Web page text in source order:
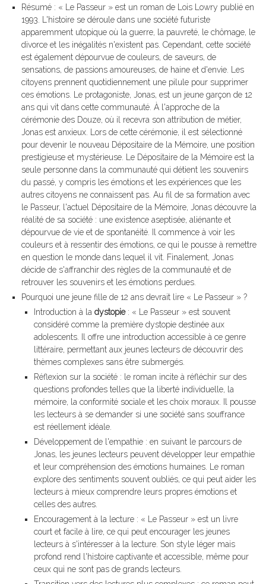
Résumé : « Le Passeur » est un roman de Lois Lowry publié en
1993. L'histoire se déroule dans une société futuriste
apparemment utopique où la guerre, la pauvreté, le chômage, le
divorce et les inégalités n'existent pas. Cependant, cette société
est également dépourvue de couleurs, de saveurs, de
sensations, de passions amoureuses, de haine et d'envie. Les
citoyens prennent quotidiennement une pilule pour supprimer
ces émotions. Le protagoniste, Jonas, est un jeune garçon de 12
ans qui vit dans cette communauté. À l'approche de la
cérémonie des Douze, où il recevra son attribution de métier,
Jonas est anxieux. Lors de cette cérémonie, il est sélectionné
pour devenir le nouveau Dépositaire de la Mémoire, une position
prestigieuse et mystérieuse. Le Dépositaire de la Mémoire est la
seule personne dans la communauté qui détient les souvenirs
du passé, y compris les émotions et les expériences que les
autres citoyens ne connaissent pas. Au fil de sa formation avec
le Passeur, l'actuel Dépositaire de la Mémoire, Jonas découvre la
réalité de sa société : une existence aseptisée, aliénante et
dépourvue de vie et de spontanéité. Il commence à voir les
couleurs et à ressentir des émotions, ce qui le pousse à remettre
en question le monde dans lequel il vit. Finalement, Jonas
décide de s'affranchir des règles de la communauté et de
retrouver les souvenirs et les émotions perdues.
Pourquoi une jeune fille de 12 ans devrait lire « Le Passeur » ?
Introduction à la dystopie: « Le Passeur » est souvent
considéré comme la première dystopie destinée aux
adolescents. Il offre une introduction accessible à ce genre
littéraire, permettant aux jeunes lecteurs de découvrir des
thèmes complexes sans être submergés.
Réflexion sur la société : le roman incite à réfléchir sur des
questions profondes telles que la liberté individuelle, la
mémoire, la conformité sociale et les choix moraux. Il pousse
les lecteurs à se demander si une société sans souffrance
est réellement idéale.
Développement de l'empathie : en suivant le parcours de
Jonas, les jeunes lecteurs peuvent développer leur empathie
et leur compréhension des émotions humaines. Le roman
explore des sentiments souvent oubliés, ce qui peut aider les
lecteurs à mieux comprendre leurs propres émotions et
celles des autres.
Encouragement à la lecture : « Le Passeur » est un livre
court et facile à lire, ce qui peut encourager les jeunes
lecteurs à s'intéresser à la lecture. Son style léger mais
profond rend l'histoire captivante et accessible, même pour
ceux qui ne sont pas de grands lecteurs.